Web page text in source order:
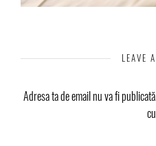
LEAVE
Adresa ta de email nu va fi